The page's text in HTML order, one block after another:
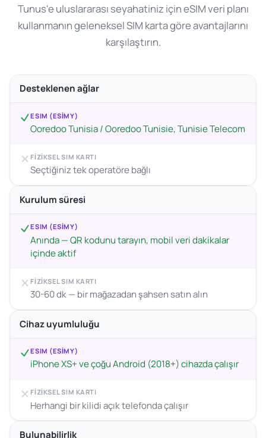
Tunus'e uluslararası seyahatiniz için eSIM veri planı
kullanmanın geleneksel SIM karta göre avantajlarını
karşılaştırın.
Desteklenen ağlar
ESIM (ESIMY)
Ooredoo Tunisia / Ooredoo Tunisie, Tunisie Telecom
FIZIKSEL SIM KARTI
Seçtiğiniz tek operatöre bağlı
Kurulum süresi
ESIM (ESIMY)
Anında — QR kodunu tarayın, mobil veri dakikalar
içinde aktif
FIZIKSEL SIM KARTI
30-60 dk — bir mağazadan şahsen satın alın
Cihaz uyumluluğu
ESIM (ESIMY)
iPhone XS+ ve çoğu Android (2018+) cihazda çalışır
FIZIKSEL SIM KARTI
Herhangi bir kilidi açık telefonda çalışır
Bulunabilirlik